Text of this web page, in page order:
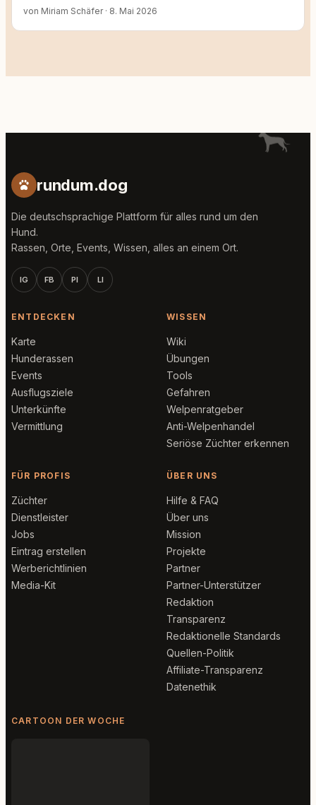
von Miriam Schäfer · 8. Mai 2026
rundum.dog
Die deutschsprachige Plattform für alles rund um den
Hund.
Rassen, Orte, Events, Wissen, alles an einem Ort.
IG FB PI LI
ENTDECKEN
Karte
Hunderassen
Events
Ausflugsziele
Unterkünfte
Vermittlung
WISSEN
Wiki
Übungen
Tools
Gefahren
Welpenratgeber
Anti-Welpenhandel
Seriöse Züchter erkennen
FÜR PROFIS
Züchter
Dienstleister
Jobs
Eintrag erstellen
Werberichtlinien
Media-Kit
ÜBER UNS
Hilfe & FAQ
Über uns
Mission
Projekte
Partner
Partner-Unterstützer
Redaktion
Transparenz
Redaktionelle Standards
Quellen-Politik
Affiliate-Transparenz
Datenethik
CARTOON DER WOCHE